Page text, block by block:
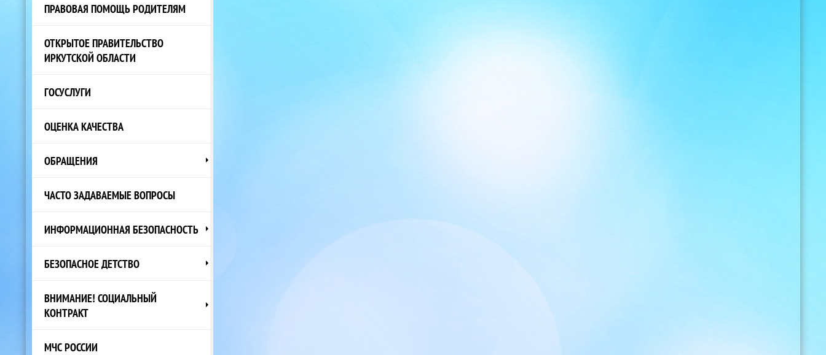
ПРАВОВАЯ ПОМОЩЬ РОДИТЕЛЯМ
ОТКРЫТОЕ ПРАВИТЕЛЬСТВО
ИРКУТСКОЙ ОБЛАСТИ
ГОСУСЛУГИ
ОЦЕНКА КАЧЕСТВА
ОБРАЩЕНИЯ
ЧАСТО ЗАДАВАЕМЫЕ ВОПРОСЫ
ИНФОРМАЦИОННАЯ БЕЗОПАСНОСТЬ
БЕЗОПАСНОЕ ДЕТСТВО
ВНИМАНИЕ! СОЦИАЛЬНЫЙ
КОНТРАКТ
МЧС РОССИИ